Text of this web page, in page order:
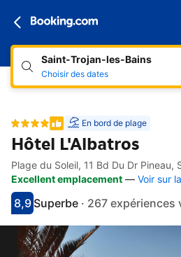
Saint-Trojan-les-Bains
Choisir des dates
En bord de plage
Hôtel L'Albatros
Accès rapides
Aller à la description
Aller aux équipements
Aller aux hébergements
Aller aux conditions
Plage du Soleil, 11 Bd Du Dr Pineau,
Excellent emplacement — Voir sur
Avec une note de 8.9
8,9
superbeSuperbe · 267 expériences